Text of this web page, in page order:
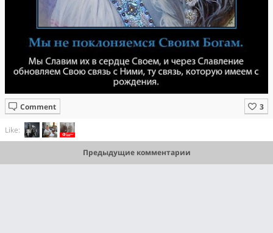
Comment
Like:
Предыдущие комментарии